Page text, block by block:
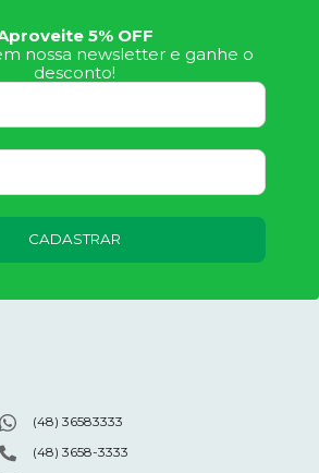
5% OFF
nossa newsletter e ganhe o
desconto!
CADASTRAR
(48) 36583333
(48) 3658-3333